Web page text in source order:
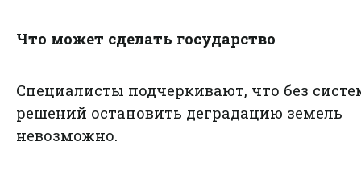
Что может сделать государство
Специалисты подчеркивают, что без
решений остановить деградацию земель
невозможно.